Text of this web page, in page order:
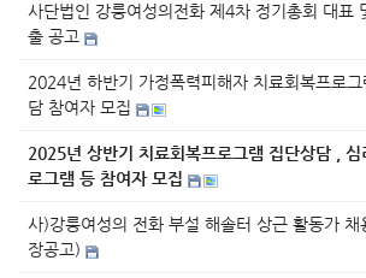
사단법인 강릉여성의전화 제4차 정기총회 대표
출 공고
2024년 하반기 가정폭력피해자 치료회복프로
담 참여자 모집
2025년 상반기 치료회복프로그램 집단상담 , 심
로그램 등 참여자 모집
사)강릉여성의 전화 부설 해솔터 상근 활동가 채
장공고)